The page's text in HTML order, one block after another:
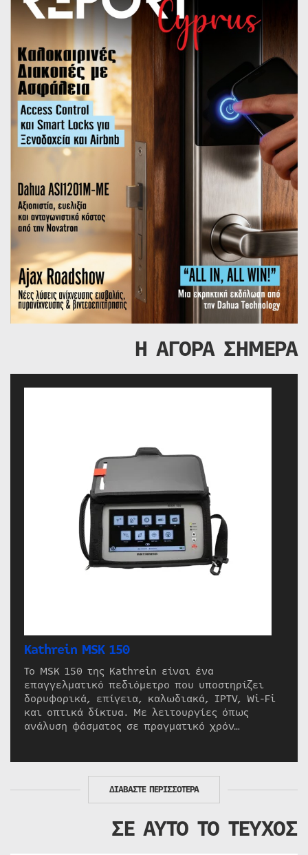
Η ΑΓΟΡΑ ΣΗΜΕΡΑ
Kathrein MSK 150
Το MSK 150 της Kathrein είναι ένα
επαγγελματικό πεδιόμετρο που υποστηρίζει
δορυφορικά, επίγεια, καλωδιακά, IPTV, Wi-Fi
και οπτικά δίκτυα. Με λειτουργίες όπως
ανάλυση φάσματος σε πραγματικό χρόν…
ΔΙΑΒΑΣΤΕ ΠΕΡΙΣΣΟΤΕΡΑ
ΣΕ ΑΥΤΟ ΤΟ ΤΕΥΧΟΣ